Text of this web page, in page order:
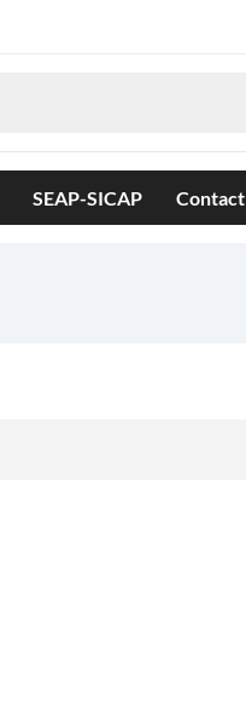
SEAP-SICAP Contact